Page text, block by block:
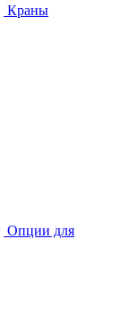
Краны
Опции для